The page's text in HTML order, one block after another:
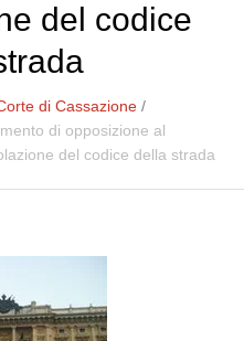
del codice
di Cassazione /
di opposizione al
del codice della strada